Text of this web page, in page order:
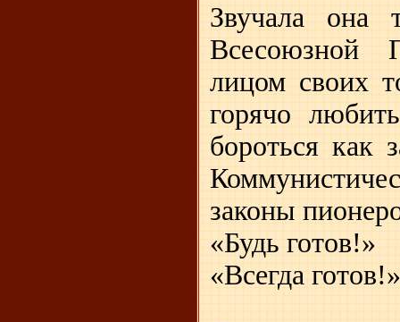
Звучала
Всесоюзной
лицом своих
горячо
бороться как
законы
«Будь готов!»
«Всегда готов!»